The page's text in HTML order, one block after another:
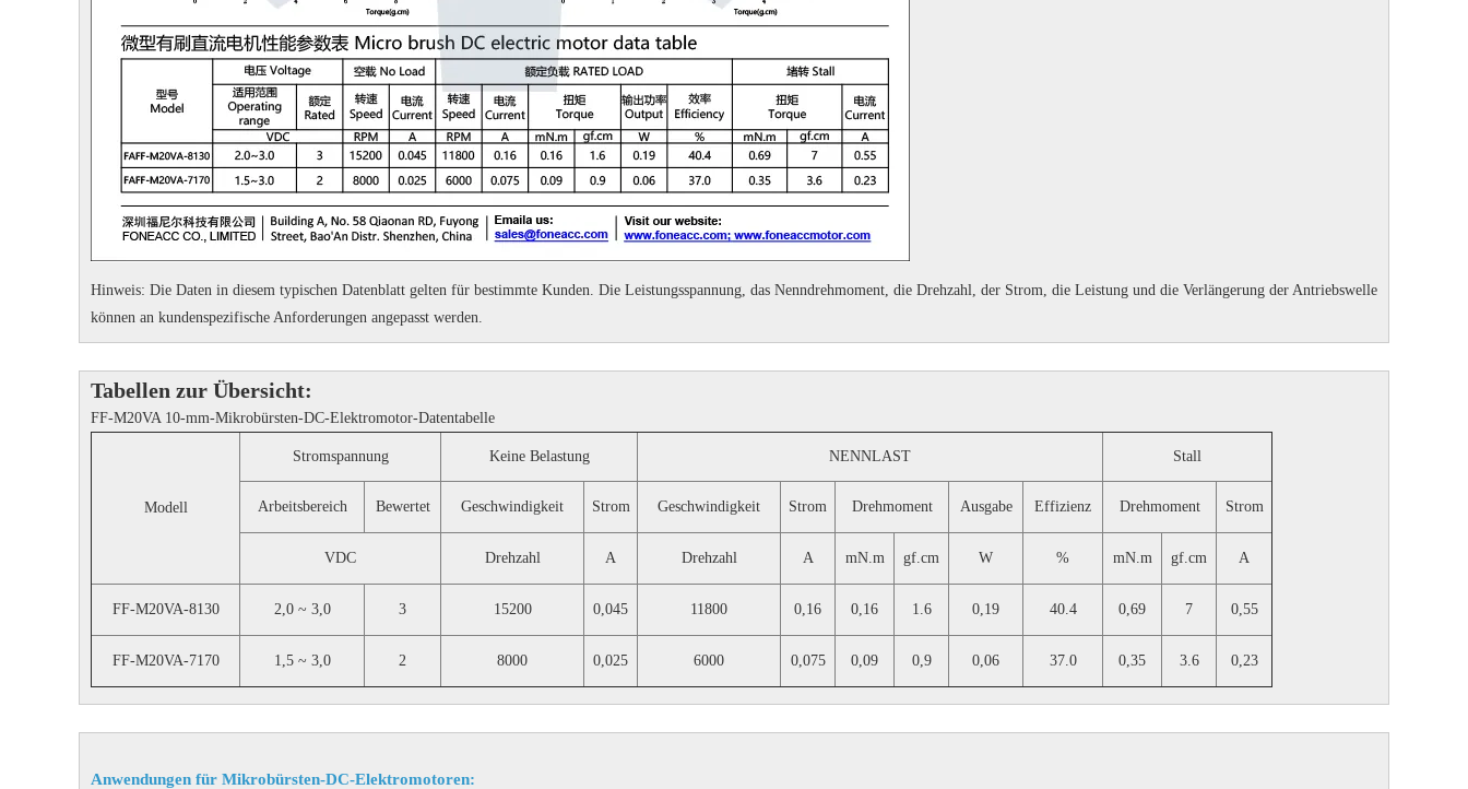
Hinweis: Die Daten in diesem typischen Datenblatt gelten für bestimmte Kunden. Die Leistungsspannung, das Nenndrehmoment, die Drehzahl, der Strom, die Leistung und die Verlängerung der Antriebswelle
können an kundenspezifische Anforderungen angepasst werden.
Tabellen zur Übersicht:
FF-M20VA 10-mm-Mikrobürsten-DC-Elektromotor-Datentabelle
Modell
Stromspannung Keine Belastung NENNLAST Stall
Arbeitsbereich Bewertet Geschwindigkeit Strom Geschwindigkeit Strom Drehmoment Ausgabe Effizienz Drehmoment Strom
VDC Drehzahl A Drehzahl A mN.m gf.cm W % mN.m gf.cm A
FF-M20VA-8130 2,0 ~ 3,0 3 15200 0,045 11800 0,16 0,16 1.6 0,19 40.4 0,69 7 0,55
FF-M20VA-7170 1,5 ~ 3,0 2 8000 0,025 6000 0,075 0,09 0,9 0,06 37.0 0,35 3.6 0,23
Anwendungen für Mikrobürsten-DC-Elektromotoren: